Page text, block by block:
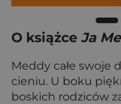
O książce Ja
Meddy całe swoje
cieniu. U boku
boskich rodziców